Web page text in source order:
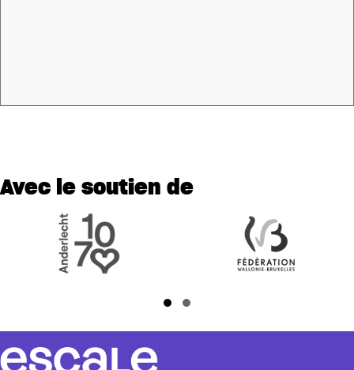
Avec le soutien de